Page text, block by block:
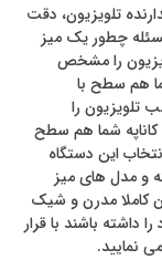
تلویزیون، دقت
چطور یک میز
را مشخص
هم سطح با
تلویزیون را
شما هم سطح
این دستگاه
و مدل های میز
کاملا مدرن و شیک
باشند با قرار
نمایید.